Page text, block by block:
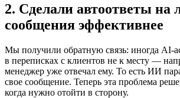
2. Сделали автоответы на
сообщения эффективнее
Мы получили обратную связь: иногда AI-
в переписках с клиентов не к месту —
менеджер уже отвечал ему. То есть ИИ
свое сообщение. Теперь эта проблема
когда нужно отойти в сторону.